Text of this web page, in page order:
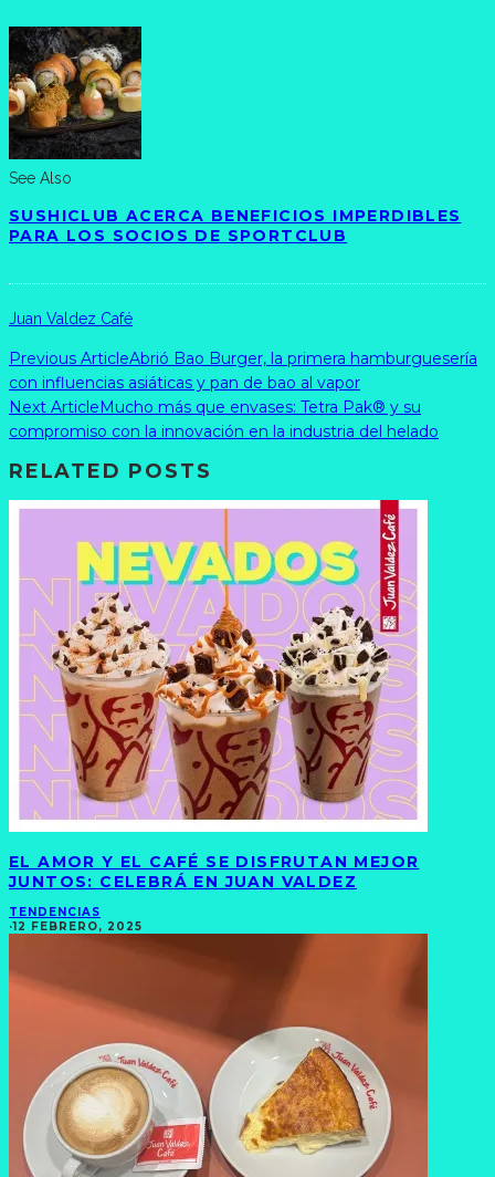
See Also
SUSHICLUB ACERCA BENEFICIOS IMPERDIBLES
PARA LOS SOCIOS DE SPORTCLUB
Juan Valdez Café
Previous ArticleAbrió Bao Burger, la primera hamburguesería
con influencias asiáticas y pan de bao al vapor
Next Article Mucho más que envases: Tetra Pak® y su
compromiso con la innovación en la industria del helado
RELATED POSTS
EL AMOR Y EL CAFÉ SE DISFRUTAN MEJOR
JUNTOS: CELEBRÁ EN JUAN VALDEZ
TENDENCIAS
·12 FEBRERO, 2025